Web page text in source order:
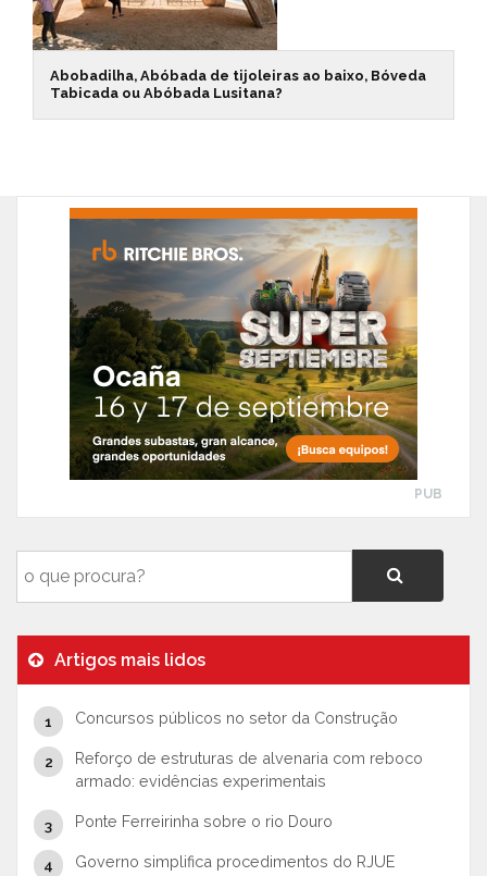
Abobadilha, Abóbada de tijoleiras ao baixo, Bóveda
Tabicada ou Abóbada Lusitana?
PUB
Artigos mais lidos
Concursos públicos no setor da Construção
Reforço de estruturas de alvenaria com reboco
armado: evidências experimentais
Ponte Ferreirinha sobre o rio Douro
Governo simplifica procedimentos do RJUE